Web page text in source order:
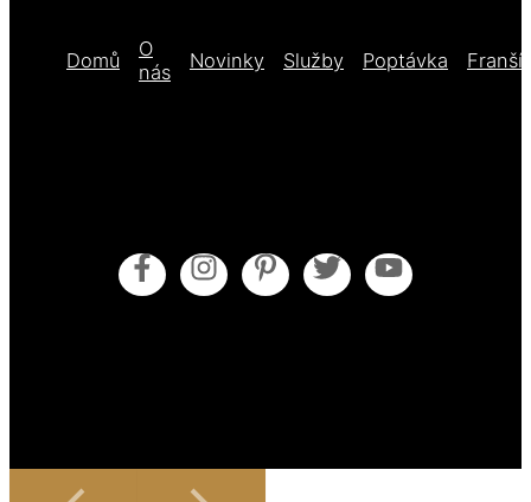
Domů
O
nás
Novinky Služby Poptávka